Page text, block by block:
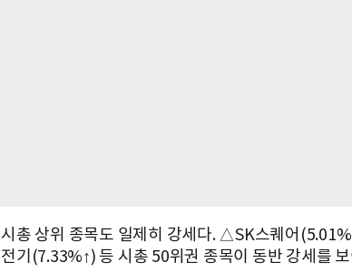
시총 상위 종목도 일제히 강세다. △SK스퀘어
전기(7.33%↑) 등 시총 50위권 종목이 동반 강세를